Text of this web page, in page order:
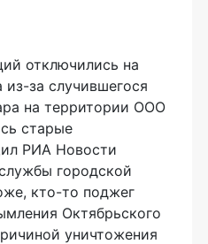
отключились на
из-за случившегося
на территории ООО
старые
РИА Новости
городской
кто-то поджег
Октябрьского
уничтожения